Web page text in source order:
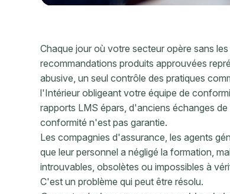
Chaque jour où votre secteur opère sans
recommandations produits approuvées
abusive, un seul contrôle des pratiques
l'Intérieur obligeant votre équipe de
rapports LMS épars, d'anciens échanges
conformité n'est pas garantie.
Les compagnies d'assurance, les agents
que leur personnel a négligé la formation,
introuvables, obsolètes ou impossibles à
C'est un problème qui peut être résolu.